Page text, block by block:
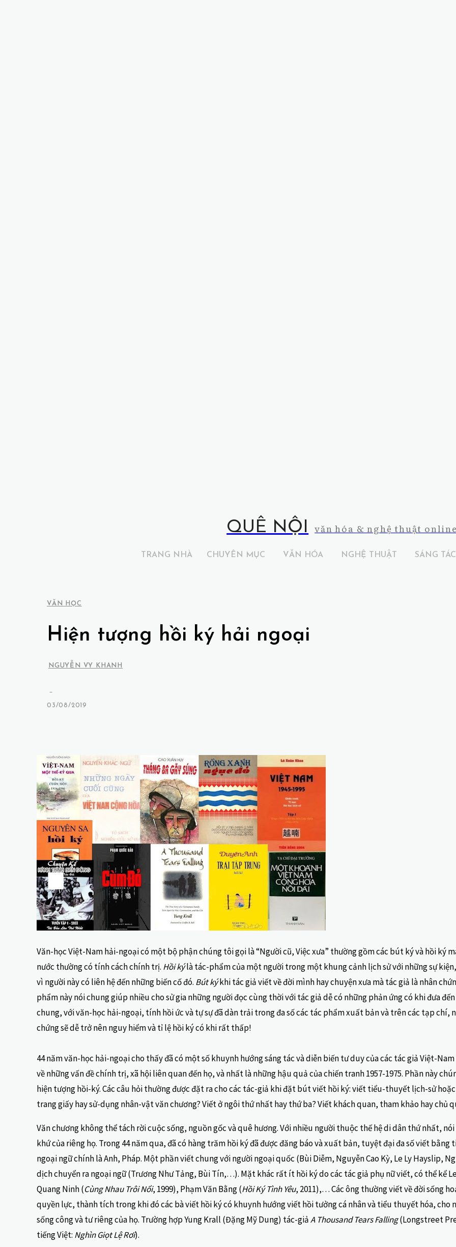
QUÊ NỘI văn hóa & nghệ thuật online
TRANG NHÀ CHUYÊN MỤC VĂN HÓA NGHỆ THUẬT SÁNG TÁC
VĂN HỌC
Hiện tượng hồi ký hải ngoại
NGUYỄN VY KHANH
-
03/08/2019
Văn-học Việt-Nam hải-ngoại có một bộ phận chúng tôi gọi là “Người cũ, Việc xưa” thường gồm các bút ký và hồi ký
nước thường có tính cách chính trị. Hồi kýlà tác-phẩm của một người trong một khung cảnh lịch sử với những sự
vì người này có liên hệ đến những biến cố đó. Bút kýkhi tác giả viết về đời mình hay chuyện xưa mà tác giả là nhân
phẩm này nói chung giúp nhiều cho sử gia những người đọc cùng thời với tác giả dễ có những phản ứng có khi đưa
chung, với văn-học hải-ngoại, tính hồi ức và tự sự đã dàn trải trong đa số các tác phẩm xuất bản và trên các tạp chí,
chứng sẽ dễ trở nên nguy hiểm và tỉ lệ hồi ký có khi rất thấp!
44 năm văn-học hải-ngoại cho thấy đã có một số khuynh hướng sáng tác và diễn biến tư duy của các tác giả Việt-
về những vấn đề chính trị, xã hội liên quan đến họ, và nhất là những hậu quả của chiến tranh 1957-1975. Phần này
hiện tượng hồi-ký. Các câu hỏi thường được đặt ra cho các tác-giả khi đặt bút viết hồi ký: viết tiểu-thuyết lịch-sử
trang giấy hay sử-dụng nhân-vật văn chương? Viết ở ngôi thứ nhất hay thứ ba? Viết khách quan, tham khảo hay chủ
Văn chương không thể tách rời cuộc sống, nguồn gốc và quê hương. Với nhiều người thuộc thế hệ di dân thứ nhất,
khứ của riêng họ. Trong 44 năm qua, đã có hàng trăm hồi ký đã được đăng báo và xuất bản, tuyệt đại đa số viết
ngoại ngữ chính là Anh, Pháp. Một phần viết chung với người ngoại quốc (Bùi Diễm, Nguyễn Cao Kỳ, Le Ly Hayslip,
dịch chuyển ra ngoại ngữ (Trương Như Tảng, Bùi Tín,…). Mặt khác rất ít hồi ký do các tác giả phụ nữ viết, có thể kể
Quang Ninh (Cùng Nhau Trôi Nổi, 1999), Phạm Văn Bằng (Hồi Ký Tình Yêu, 2011),… Các ông thường viết về đời sống
quyền lực, thành tích trong khi đó các bà viết hồi ký có khuynh hướng viết hồi tưởng cá nhân và tiểu thuyết hóa, cho
sống công và tư riêng của họ. Trường hợp Yung Krall (Đặng Mỹ Dung) tác-giảA Thousand Tears Falling(Longstreet
tiếng Việt: Nghìn Giọt Lệ Rơi).